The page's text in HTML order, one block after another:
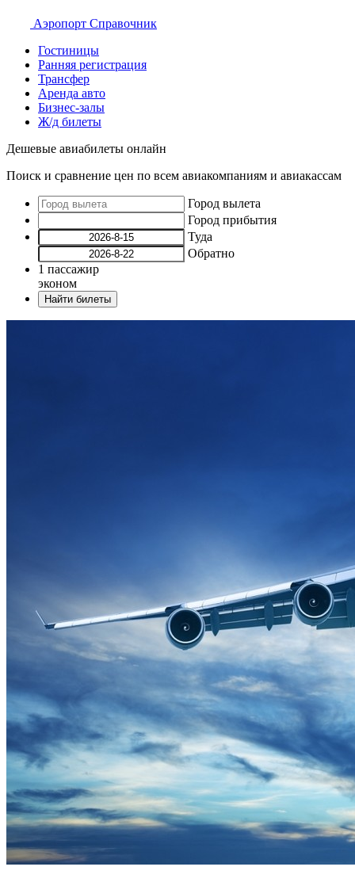
Аэропорт Справочник
Гостиницы
Ранняя регистрация
Трансфер
Аренда авто
Бизнес-залы
Ж/д билеты
Дешевые авиабилеты онлайн
Поиск и сравнение цен по всем авиакомпаниям и авиакассам
Город вылета
Город прибытия
Туда
Обратно
1 пассажир
эконом
Найти билеты